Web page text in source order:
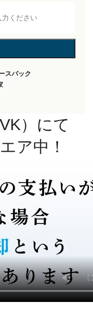
スバック
）にて
ア中！